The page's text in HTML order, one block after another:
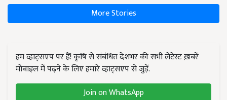
More Stories
हम व्हाट्सएप पर हैं! कृषि से संबंधित देशभर की सभी लेटेस्ट ख़बरें
मोबाइल में पढ़ने के लिए हमारे व्हाट्सएप से जुड़ें.
Join on WhatsApp